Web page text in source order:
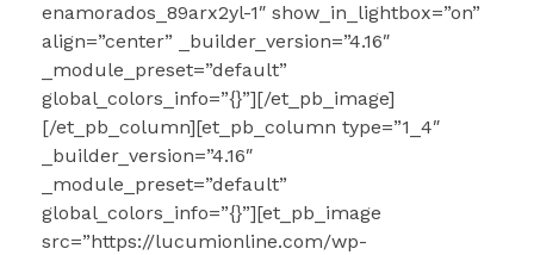
enamorados_89arx2yl-1″ show_in_lightbox=”on”
align=”center” _builder_version=”4.16″
_module_preset=”default”
global_colors_info=”{}”][/et_pb_image]
[/et_pb_column][et_pb_column type=”1_4″
_builder_version=”4.16″
_module_preset=”default”
global_colors_info=”{}”][et_pb_image
src=”https://lucumionline.com/wp-